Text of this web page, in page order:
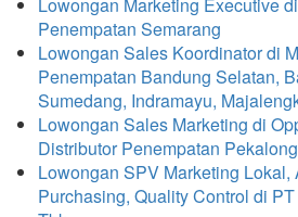
Penempatan Semarang
Lowongan Sales Koordinator di
Penempatan Bandung Selatan,
Sumedang, Indramayu,
Lowongan Sales Marketing di
Distributor Penempatan
Lowongan SPV Marketing Lokal,
Purchasing, Quality Control di